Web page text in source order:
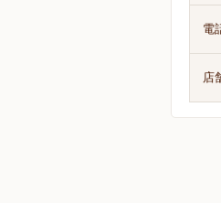
電
店